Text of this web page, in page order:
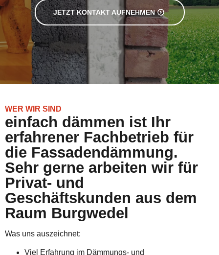
JETZT KONTAKT AUFNEHMEN
WER WIR SIND
einfach dämmen ist Ihr
erfahrener Fachbetrieb für
die Fassadendämmung.
Sehr gerne arbeiten wir für
Privat- und
Geschäftskunden aus dem
Raum Burgwedel
Was uns auszeichnet:
Viel Erfahrung im Dämmungs- und